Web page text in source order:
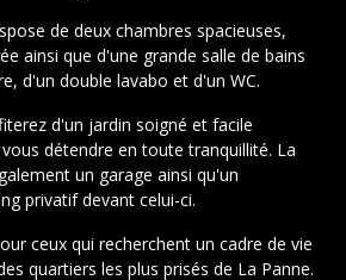
de deux chambres spacieuses,
ainsi que d'une grande salle de bains
d'un double lavabo et d'un WC.
d'un jardin soigné et facile
détendre en toute tranquillité. La
un garage ainsi qu'un
privatif devant celui-ci.
ceux qui recherchent un cadre de vie
quartiers les plus prisés de La Panne.